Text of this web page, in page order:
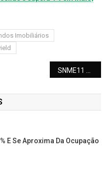
Imobiliários
SNME11 anuncia dividendos de abril: Rendimento de 1,05% e detalhes da nova estratégia de crédito
E Se Aproxima Da Ocupação